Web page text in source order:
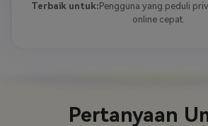
Terbaik untuk: Pengguna yang peduli
online cepat.
Pertanyaan